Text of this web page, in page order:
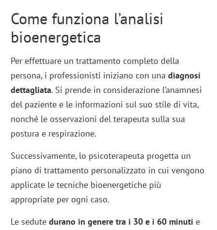
Come funziona l’analisi
bioenergetica
Per effettuare un trattamento completo della
persona, i professionisti iniziano con unadiagnosi
dettagliata. Si prende in considerazione l’anamnesi
del paziente e le informazioni sul suo stile di vita,
nonché le osservazioni del terapeuta sulla sua
postura e respirazione.
Successivamente, lo psicoterapeuta progetta un
piano di trattamento personalizzato in cui vengono
applicate le tecniche bioenergetiche più
appropriate per ogni caso.
Le sedutedurano in genere tra i 30 e i 60 minuti e